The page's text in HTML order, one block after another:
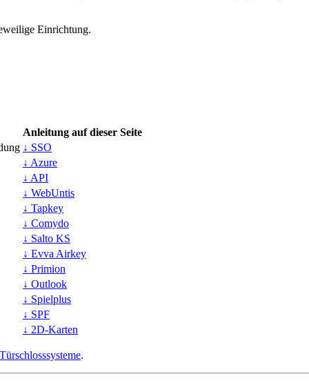
Einrichtung.
Anleitung auf dieser Seite
↓ SSO
↓ Azure
↓ API
↓ WebUntis
↓ Tapkey
↓ Comydo
↓ Salto KS
↓ Evva Airkey
↓ Primion
↓ Outlook
↓ Spielplus
↓ SPF
↓ 2D-Karten
.